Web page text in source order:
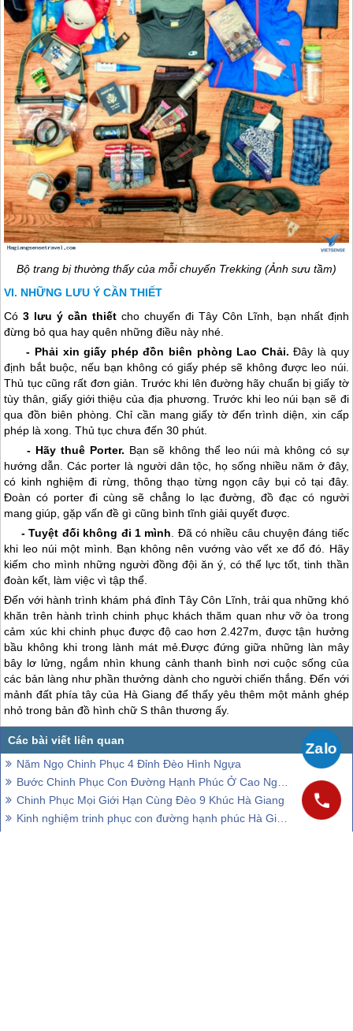
Bộ trang bị thường thấy của mỗi chuyến Trekking (Ảnh sưu tầm)
NHỮNG LƯU Ý CẦN THIẾT
Có3 lưu ý cần thiết cho chuyến đi Tây Côn Lĩnh, bạn nhất định
đừng bỏ qua hay quên những điều này nhé.
- Phải xin giấy phép đồn biên phòng Lao Chải. Đây là quy
định bắt buộc, nếu bạn không có giấy phép sẽ không được leo núi.
Thủ tục cũng rất đơn giản. Trước khi lên đường hãy chuẩn bị giấy tờ
tùy thân, giấy giới thiệu của địa phương. Trước khi leo núi bạn sẽ đi
qua đồn biên phòng. Chỉ cần mang giấy tờ đến trình diện, xin cấp
phép là xong. Thủ tục chưa đến 30 phút.
- Hãy thuê Porter. Bạn sẽ không thể leo núi mà không có sự
hướng dẫn. Các porter là người dân tộc, họ sống nhiều năm ở đây,
có kinh nghiệm đi rừng, thông thạo từng ngọn cây bụi cỏ tại đây.
Đoàn có porter đi cùng sẽ chẳng lo lạc đường, đồ đạc có người
mang giúp, gặp vấn đề gì cũng bình tĩnh giải quyết được.
- Tuyệt đối không đi 1 mình. Đã có nhiều câu chuyện đáng tiếc
khi leo núi một mình. Bạn không nên vướng vào vết xe đổ đó. Hãy
kiếm cho mình những người đồng đội ăn ý, có thể lực tốt, tinh thần
đoàn kết, làm việc vì tập thể.
Đến với hành trình khám phá đỉnh Tây Côn Lĩnh, trải qua những khó
khăn trên hành trình chinh phục khách thăm quan như vỡ òa trong
cảm xúc khi chinh phục được độ cao hơn 2.427m, được tận hưởng
bầu không khi trong lành mát mẻ.Được đứng giữa những làn mây
bây lơ lửng, ngắm nhìn khung cảnh thanh bình nơi cuộc sống của
các bản làng như phần thưởng dành cho người chiến thắng. Đến với
mảnh đất phía tây của Hà Giang để thấy yêu thêm một mảnh ghép
nhỏ trong bản đồ hình chữ S thân thương ấy.
Năm Ngọ Chinh Phục 4 Đỉnh Đèo Hình Ngựa
Bước Chinh Phục Con Đường Hạnh Phúc Ở Cao Nguyên Đá
Chinh Phục Mọi Giới Hạn Cùng Đèo 9 Khúc Hà Giang
Kinh nghiệm trinh phục con đường hạnh phúc Hà Giang